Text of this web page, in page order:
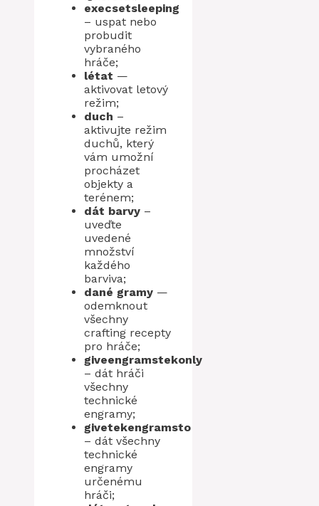
execsetsleeping
– uspat nebo
probudit
vybraného
hráče;
létat —
aktivovat letový
režim;
duch –
aktivujte režim
duchů, který
vám umožní
procházet
objekty a
terénem;
dát barvy –
uveďte
uvedené
množství
každého
barviva;
dané gramy —
odemknout
všechny
crafting recepty
pro hráče;
giveengramstekonly
– dát hráči
všechny
technické
engramy;
givetekengramsto
– dát všechny
technické
engramy
určenému
hráči;